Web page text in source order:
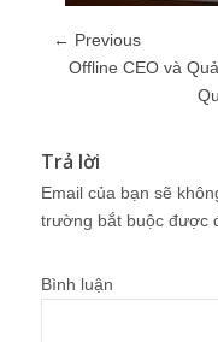
← Previous
Offline CEO và
Trả lời
Email của bạn sẽ
trường bắt buộc được
Bình luận